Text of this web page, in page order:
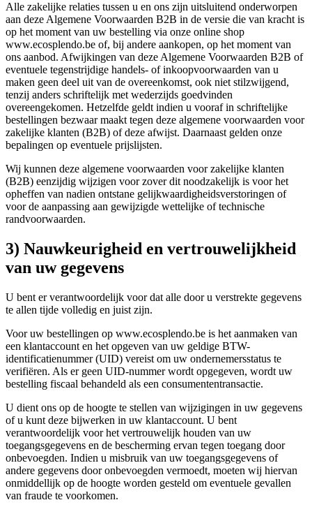
Alle zakelijke relaties tussen u en ons zijn uitsluitend onderworpen
aan deze Algemene Voorwaarden B2B in de versie die van kracht is
op het moment van uw bestelling via onze online shop
www.ecosplendo.be of, bij andere aankopen, op het moment van
ons aanbod. Afwijkingen van deze Algemene Voorwaarden B2B of
eventuele tegenstrijdige handels- of inkoopvoorwaarden van u
maken geen deel uit van de overeenkomst, ook niet stilzwijgend,
tenzij anders schriftelijk met wederzijds goedvinden
overeengekomen. Hetzelfde geldt indien u vooraf in schriftelijke
bestellingen bezwaar maakt tegen deze algemene voorwaarden voor
zakelijke klanten (B2B) of deze afwijst. Daarnaast gelden onze
bepalingen op eventuele prijslijsten.
Wij kunnen deze algemene voorwaarden voor zakelijke klanten
(B2B) eenzijdig wijzigen voor zover dit noodzakelijk is voor het
opheffen van nadien ontstane gelijkwaardigheidsverstoringen of
voor de aanpassing aan gewijzigde wettelijke of technische
randvoorwaarden.
3) Nauwkeurigheid en vertrouwelijkheid
van uw gegevens
U bent er verantwoordelijk voor dat alle door u verstrekte gegevens
te allen tijde volledig en juist zijn.
Voor uw bestellingen op www.ecosplendo.be is het aanmaken van
een klantaccount en het opgeven van uw geldige BTW-
identificatienummer (UID) vereist om uw ondernemersstatus te
verifiëren. Als er geen UID-nummer wordt opgegeven, wordt uw
bestelling fiscaal behandeld als een consumententransactie.
U dient ons op de hoogte te stellen van wijzigingen in uw gegevens
of u kunt deze bijwerken in uw klantaccount. U bent
verantwoordelijk voor het vertrouwelijk houden van uw
toegangsgegevens en de bescherming ervan tegen toegang door
onbevoegden. Indien u misbruik van uw toegangsgegevens of
andere gegevens door onbevoegden vermoedt, moeten wij hiervan
onmiddellijk op de hoogte worden gesteld om eventuele gevallen
van fraude te voorkomen.